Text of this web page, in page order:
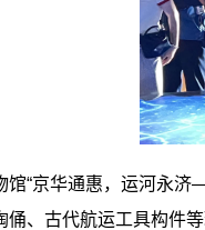
馆“京华通惠，运河永济
俑、古代航运工具构件